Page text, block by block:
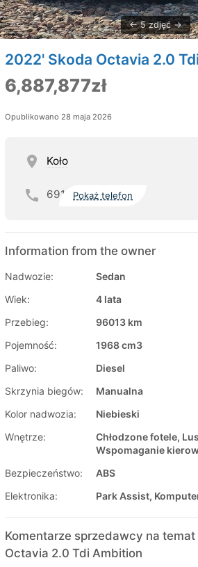
5 zdjęć
2022' Skoda Octavia 2.0
6,887,877zł
Opublikowano 28 maja 2026
Koło
691 Pokaż telefon
Information from the owner
Nadwozie:
Sedan
Wiek:
4 lata
Przebieg:
96013 km
Pojemność:
1968 cm3
Paliwo:
Diesel
Skrzynia biegów:
Manualna
Kolor nadwozia:
Niebieski
Wnętrze:
Chłodzone fotele,
Wspomaganie
Bezpieczeństwo:
ABS
Elektronika:
Park Assist,
Komentarze sprzedawcy na
Octavia 2.0 Tdi Ambition